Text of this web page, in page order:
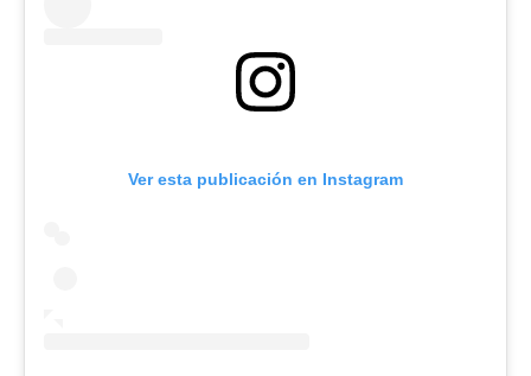
Ver esta publicación en Instagram